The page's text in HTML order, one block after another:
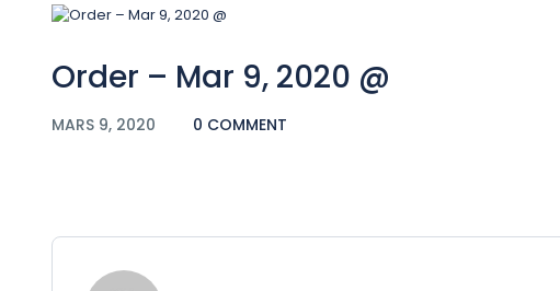
Order – Mar 9, 2020 @
MARS 9, 2020 0 COMMENT